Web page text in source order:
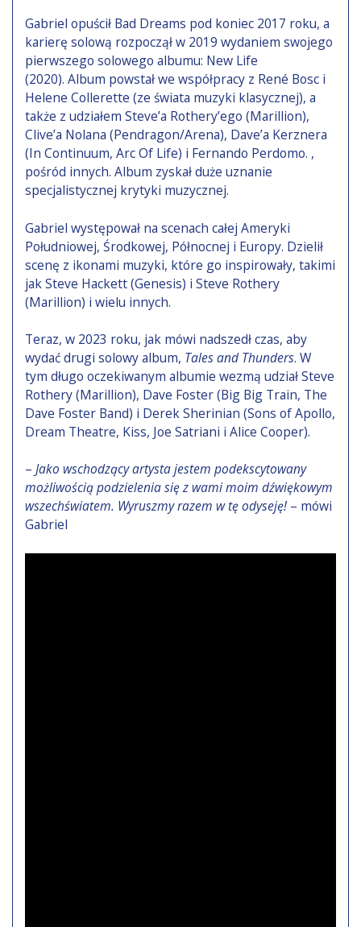
Gabriel opuścił Bad Dreams pod koniec 2017 roku, a
karierę solową rozpoczął w 2019 wydaniem swojego
pierwszego solowego albumu: New Life
(2020). Album powstał we współpracy z René Bosc i
Helene Collerette (ze świata muzyki klasycznej), a
także z udziałem Steve’a Rothery’ego (Marillion),
Clive’a Nolana (Pendragon/Arena), Dave’a Kerznera
(In Continuum, Arc Of Life) i Fernando Perdomo. ,
pośród innych. Album zyskał duże uznanie
specjalistycznej krytyki muzycznej.
Gabriel występował na scenach całej Ameryki
Południowej, Środkowej, Północnej i Europy. Dzielił
scenę z ikonami muzyki, które go inspirowały, takimi
jak Steve Hackett (Genesis) i Steve Rothery
(Marillion) i wielu innych.
Teraz, w 2023 roku, jak mówi nadszedł czas, aby
wydać drugi solowy album, Tales and Thunders. W
tym długo oczekiwanym albumie wezmą udział Steve
Rothery (Marillion), Dave Foster (Big Big Train, The
Dave Foster Band) i Derek Sherinian (Sons of Apollo,
Dream Theatre, Kiss, Joe Satriani i Alice Cooper).
– Jako wschodzący artysta jestem podekscytowany
możliwością podzielenia się z wami moim dźwiękowym
wszechświatem. Wyruszmy razem w tę odyseję! – mówi
Gabriel